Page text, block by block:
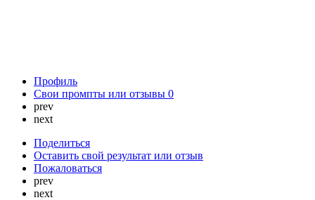
Профиль
Свои промпты или отзывы 0
prev
next
Поделиться
Оставить свой результат или отзыв
Пожаловаться
prev
next